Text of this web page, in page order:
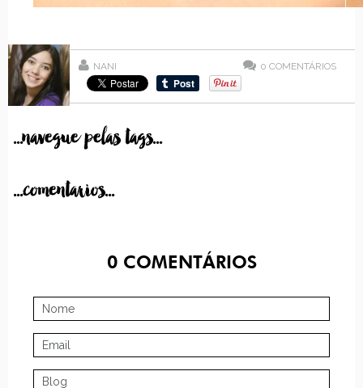
NANI 0 COMENTÁRIOS
...navegue pelas tags...
...comentarios...
0COMENTÁRIOS